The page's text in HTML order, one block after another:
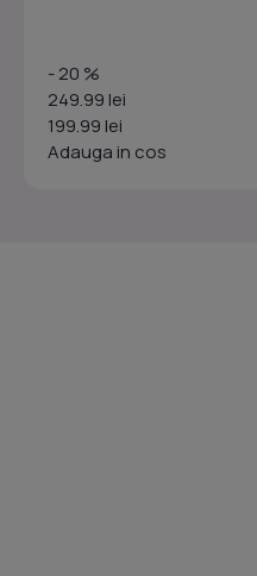
- 20 %
249.99 lei
199.99 lei
Adauga in cos